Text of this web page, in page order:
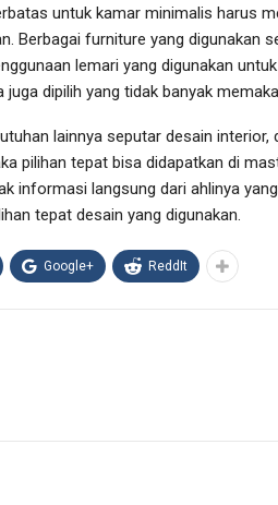
untuk kamar minimalis harus
Berbagai furniture yang digunakan
lemari yang digunakan
juga dipilih yang tidak banyak
lainnya seputar desain interior,
pilihan tepat bisa didapatkan di
informasi langsung dari ahlinya
tepat desain yang digunakan.
Google+ ReddIt